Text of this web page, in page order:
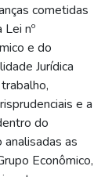
cometidas
nº
e do
Jurídica
e a
do
as
Econômico,